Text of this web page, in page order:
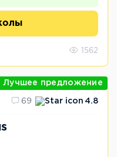
1562
Лучшее предложение
69 4.8